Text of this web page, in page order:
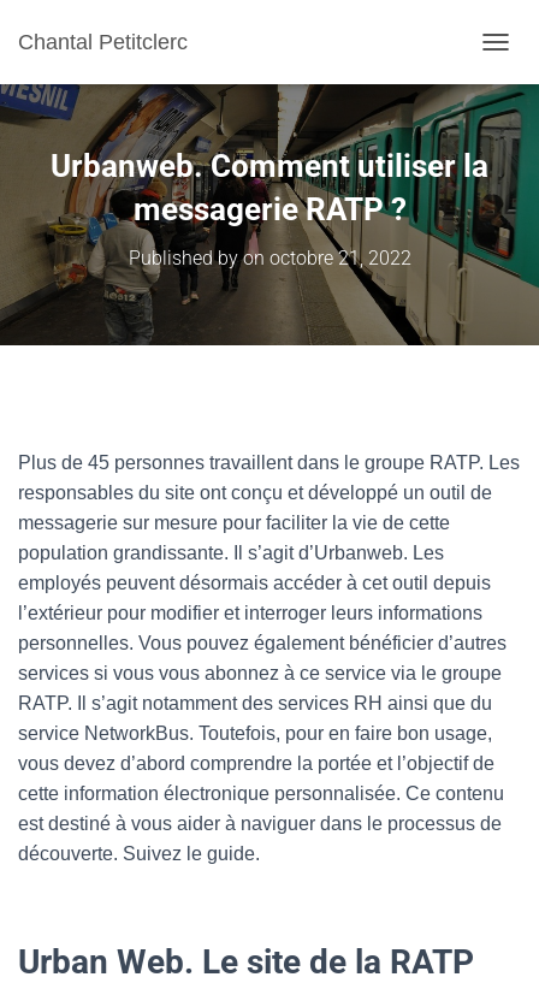
Chantal Petitclerc
Urbanweb. Comment utiliser la
messagerie RATP ?
Published byon octobre 21, 2022
Plus de 45 personnes travaillent dans le groupe RATP. Les
responsables du site ont conçu et développé un outil de
messagerie sur mesure pour faciliter la vie de cette
population grandissante. Il s’agit d’Urbanweb. Les
employés peuvent désormais accéder à cet outil depuis
l’extérieur pour modifier et interroger leurs informations
personnelles. Vous pouvez également bénéficier d’autres
services si vous vous abonnez à ce service via le groupe
RATP. Il s’agit notamment des services RH ainsi que du
service NetworkBus. Toutefois, pour en faire bon usage,
vous devez d’abord comprendre la portée et l’objectif de
cette information électronique personnalisée. Ce contenu
est destiné à vous aider à naviguer dans le processus de
découverte. Suivez le guide.
Urban Web. Le site de la RATP